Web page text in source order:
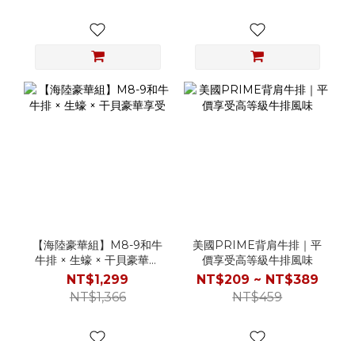
【海陸豪華組】M8-9和牛
牛排 × 生蠔 × 干貝豪華享
受
NT$1,299
NT$1,366
美國PRIME背肩牛排｜平
價享受高等級牛排風味
NT$209 ~ NT$389
NT$459